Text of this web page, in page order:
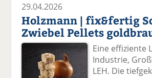
29.04.2026
Holzmann | fix&fertig
Zwiebel Pellets
Eine effiziente
Industrie,
LEH. Die